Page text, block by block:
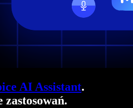
AI Assistant.
zastosowań.